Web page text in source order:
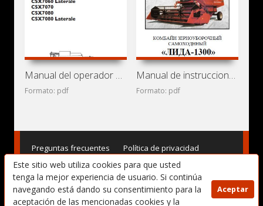
Este sitio web utiliza cookies para que usted
tenga la mejor experiencia de usuario. Si continúa
navegando está dando su consentimiento para la
aceptación de las mencionadas cookies y la
Aceptar
Manual del operador de cosechadoras New Holland CSX7040
Formato: pdf
Manual de instrucciones de cosechadora de cereales Lida-1300
Formato: pdf
Preguntas frecuentes Política de privacidad
Términos de uso DMCA Contacto
Copyright © 2017-2025. Manuales de Usuario, Manuales de
Instrucciones (Reparación) y Mantenimiento, Manuales de